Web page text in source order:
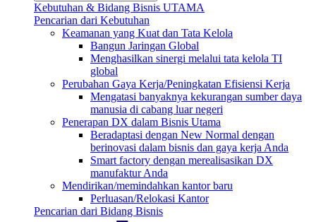
Kebutuhan & Bidang Bisnis UTAMA
Pencarian dari Kebutuhan
Keamanan yang Kuat dan Tata Kelola
Bangun Jaringan Global
Menghasilkan sinergi melalui tata kelola TI
global
Perubahan Gaya Kerja/Peningkatan Efisiensi Kerja
Mengatasi banyaknya kekurangan sumber daya
manusia di cabang luar negeri
Penerapan DX dalam Bisnis Utama
Beradaptasi dengan New Normal dengan
berinovasi dalam bisnis dan gaya kerja Anda
Smart factory dengan merealisasikan DX
manufaktur Anda
Mendirikan/memindahkan kantor baru
Perluasan/Relokasi Kantor
Pencarian dari Bidang Bisnis